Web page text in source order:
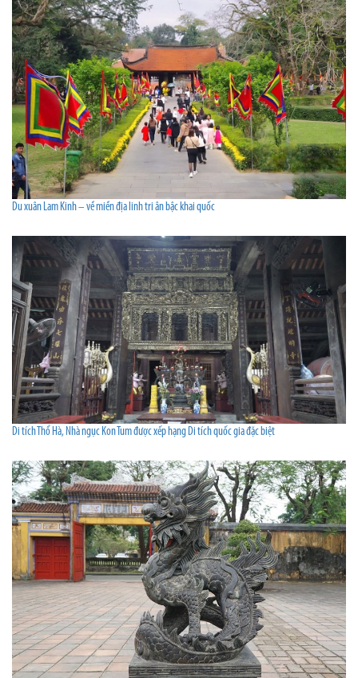
Du xuân Lam Kinh – về miền địa linh tri ân bậc khai quốc
Di tích Thổ Hà, Nhà ngục Kon Tum được xếp hạng Di tích quốc gia đặc biệt